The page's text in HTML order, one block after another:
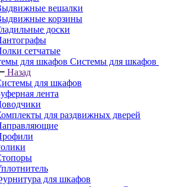
вешалки
корзины
доски
сетчатые
Системы для шкафов
Назад
для шкафов
лента
для раздвижных дверей
для шкафов